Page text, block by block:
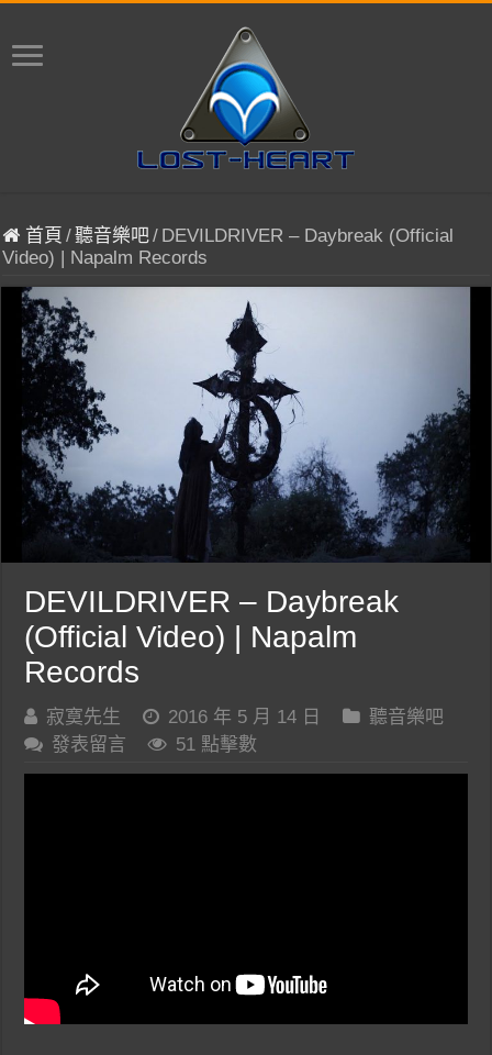
首頁 /聽音樂吧/ DEVILDRIVER – Daybreak (Official
Video) | Napalm Records
DEVILDRIVER – Daybreak
(Official Video) | Napalm
Records
寂寞先生 2016 年 5 月 14 日
聽音樂吧
發表留言
51 點擊數